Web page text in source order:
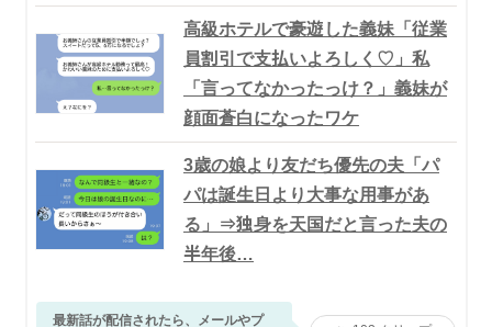
高級ホテルで豪遊した義妹「従業
員割引で支払いよろしく♡」私
「言ってなかったっけ？」義妹が
顔面蒼白になったワケ
3歳の娘より友だち優先の夫「パ
パは誕生日より大事な用事があ
る」⇒独身を天国だと言った夫の
半年後…
最新話が配信されたら、メールやプ